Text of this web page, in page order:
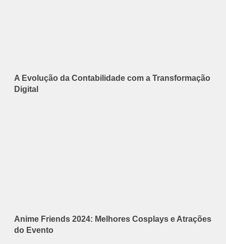
A Evolução da Contabilidade com a Transformação
Digital
Anime Friends 2024: Melhores Cosplays e Atrações
do Evento